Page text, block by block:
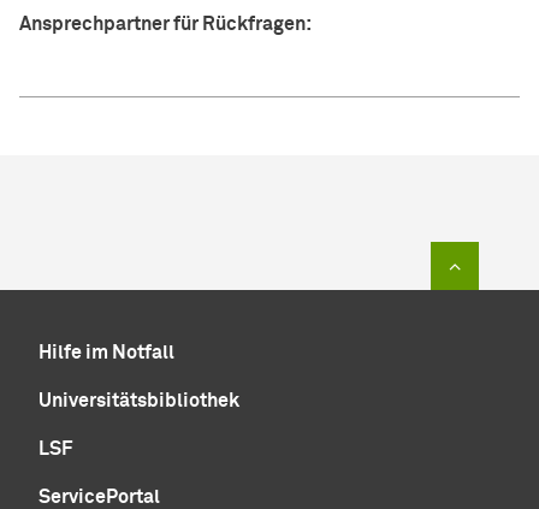
Ansprechpartner für Rückfragen:
Hilfe im Notfall
Universitätsbibliothek
LSF
ServicePortal